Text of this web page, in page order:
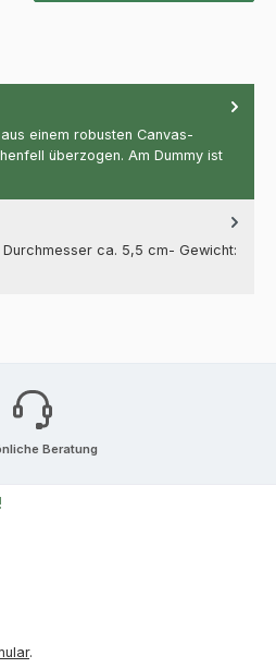
einem robusten Canvas-
überzogen. Am Dummy ist
ca. 5,5 cm- Gewicht:
Beratung
.